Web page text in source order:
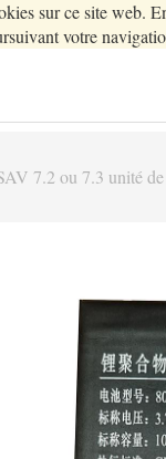
sur ce site web.
votre
7.2 ou 7.3 unité de